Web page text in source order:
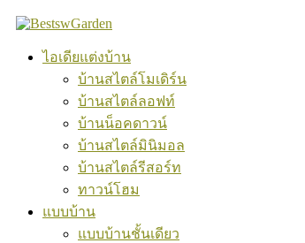
Skip
to
ไอเดียแต่งบ้าน
บ้านสไตล์โมเดิร์น
บ้านสไตล์ลอฟท์
บ้านน็อคดาวน์
บ้านสไตล์มินิมอล
บ้านสไตล์รีสอร์ท
ทาวน์โฮม
แบบบ้าน
แบบบ้านชั้นเดียว